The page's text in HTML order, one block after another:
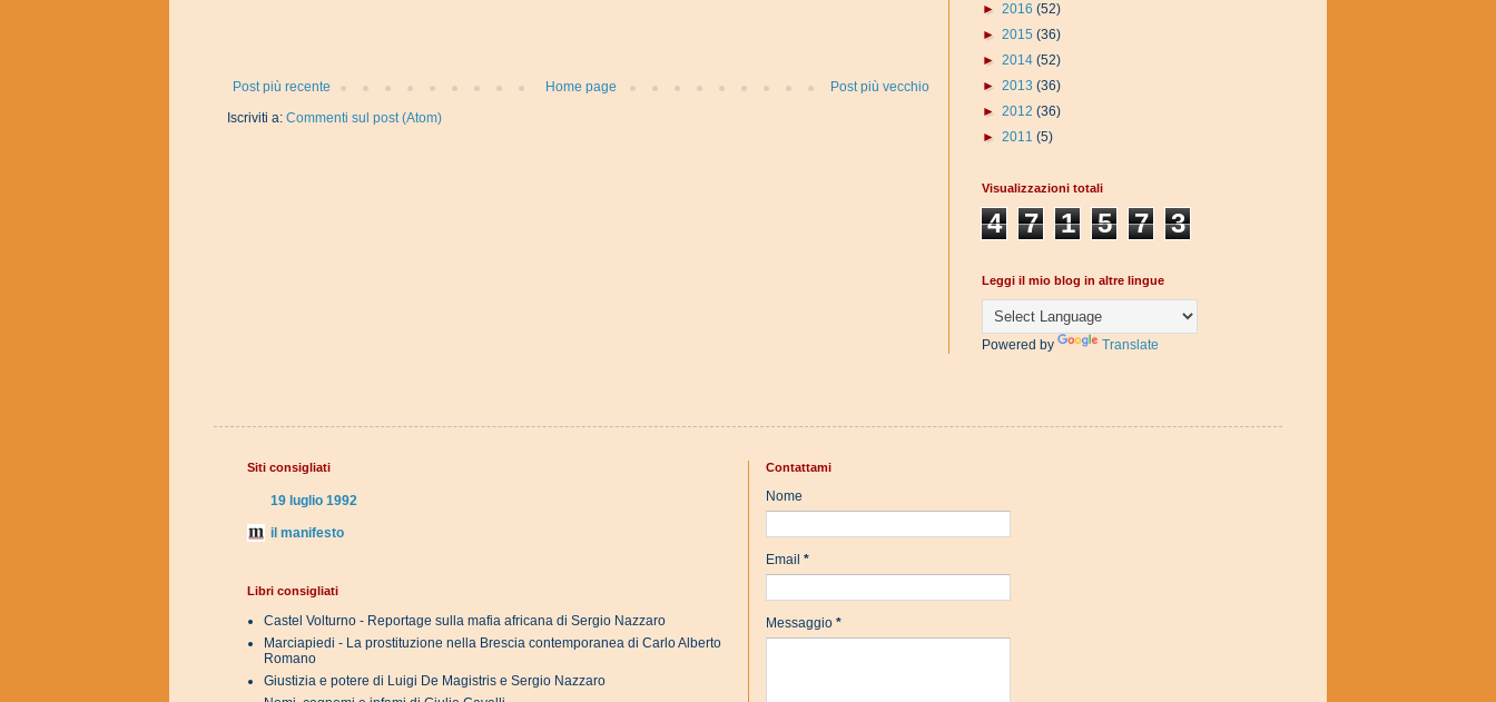
Post più recente Post più vecchio
Home page
Iscriviti a: Commenti sul post (Atom)
► 2016 (52)
► 2015 (36)
► 2014 (52)
► 2013 (36)
► 2012 (36)
► 2011 (5)
Visualizzazioni totali
4 7 1 5 7 3
Leggi il mio blog in altre lingue
Powered by Translate
Siti consigliati
19 luglio 1992
il manifesto
Libri consigliati
Castel Volturno - Reportage sulla mafia africana di Sergio Nazzaro
Marciapiedi - La prostituzione nella Brescia contemporanea di Carlo Alberto
Romano
Giustizia e potere di Luigi De Magistris e Sergio Nazzaro
Contattami
Nome
Email *
Messaggio *